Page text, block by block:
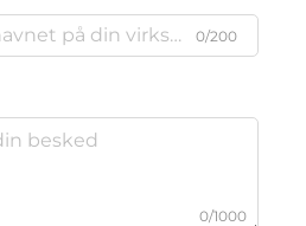
0/200
0/1000